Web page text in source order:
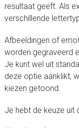
resultaat geeft. Als
verschillende
Afbeeldingen of
worden gegraveerd
Je kunt wel uit
deze optie aanklikt,
kiezen getoond.
Je hebt de keuze uit